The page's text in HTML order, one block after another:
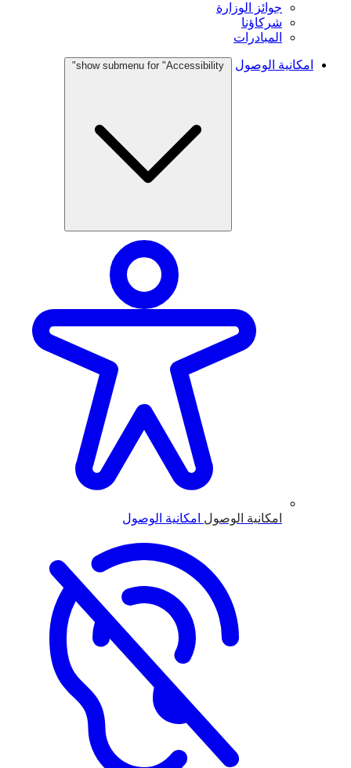
جوائز الوزارة
شركاؤنا
المبادرات
امكانية الوصول show submenu for "Accessibility"
امكانية الوصول امكانية الوصول